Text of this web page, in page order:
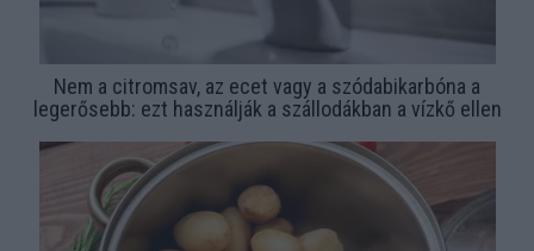
Nem a citromsav, az ecet vagy a szódabikarbóna a
legerősebb: ezt használják a szállodákban a vízkő ellen